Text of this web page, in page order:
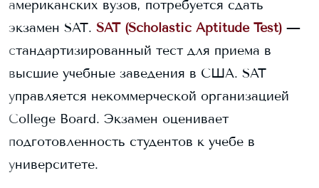
американских вузов, потребуется сдать
экзамен SAT. SAT (Scholastic Aptitude Test) —
стандартизированный тест для приема в
высшие учебные заведения в США. SAT
управляется некоммерческой организацией
College Board. Экзамен оценивает
подготовленность студентов к учебе в
университете.